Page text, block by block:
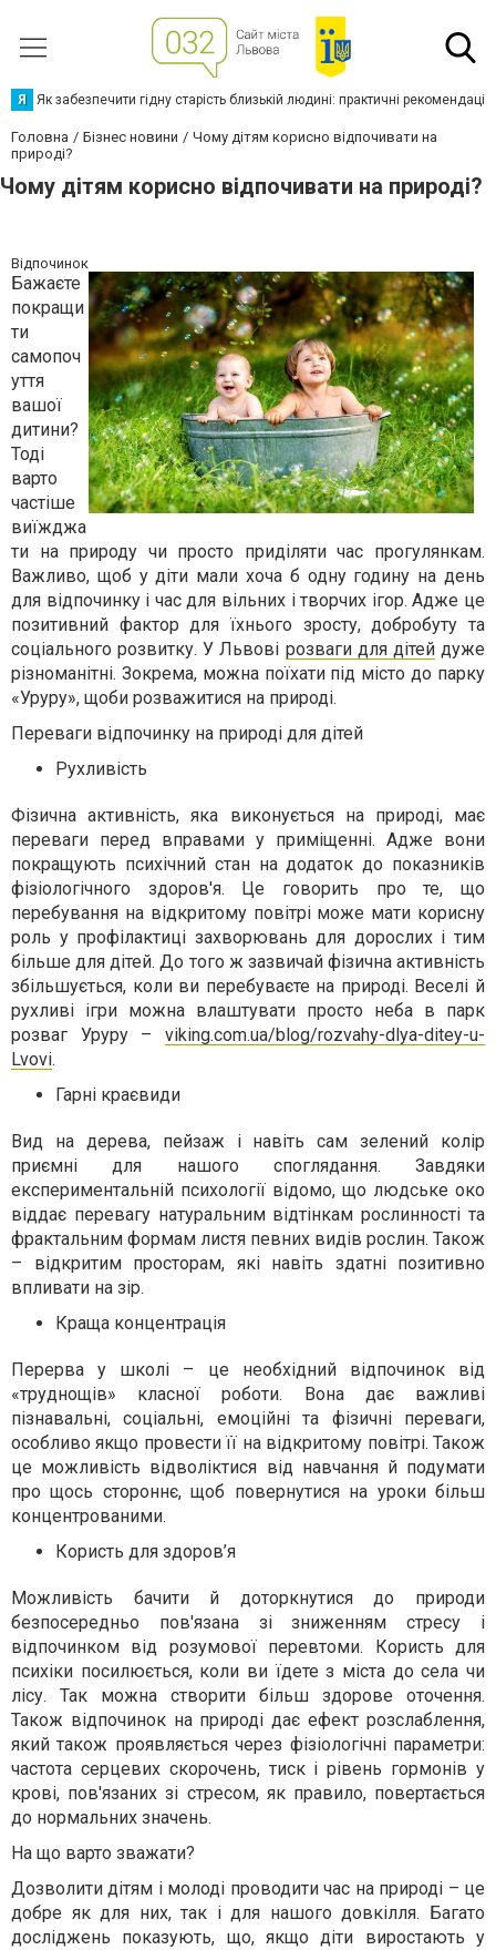
Я Як забезпечити гідну старість близькій людині: практичні рекомендації
Головна Бізнес новини
Чому дітям корисно відпочивати на
природі?
Чому дітям корисно відпочивати на природі?
Відпочинок
Бажаєте
покращи
ти
самопоч
уття
вашої
дитини?
Тоді
варто
частіше
виїжджа
ти на природу чи просто приділяти час прогулянкам.
Важливо, щоб у діти мали хоча б одну годину на день
для відпочинку і час для вільних і творчих ігор. Адже це
позитивний фактор для їхнього зросту, добробуту та
соціального розвитку. У Львові розваги для дітейдуже
різноманітні. Зокрема, можна поїхати під місто до парку
«Уруру», щоби розважитися на природі.
Переваги відпочинку на природі для дітей
Рухливість
Фізична активність, яка виконується на природі, має
переваги перед вправами у приміщенні. Адже вони
покращують психічний стан на додаток до показників
фізіологічного здоров'я. Це говорить про те, що
перебування на відкритому повітрі може мати корисну
роль у профілактиці захворювань для дорослих і тим
більше для дітей. До того ж зазвичай фізична активність
збільшується, коли ви перебуваєте на природі. Веселі й
рухливі ігри можна влаштувати просто неба в парк
розваг Уруру – viking.com.ua/blog/rozvahy-dlya-ditey-u-
Lvovi.
Гарні краєвиди
Вид на дерева, пейзаж і навіть сам зелений колір
приємні для нашого споглядання. Завдяки
експериментальній психології відомо, що людське око
віддає перевагу натуральним відтінкам рослинності та
фрактальним формам листя певних видів рослин. Також
– відкритим просторам, які навіть здатні позитивно
впливати на зір.
Краща концентрація
Перерва у школі – це необхідний відпочинок від
«труднощів» класної роботи. Вона дає важливі
пізнавальні, соціальні, емоційні та фізичні переваги,
особливо якщо провести її на відкритому повітрі. Також
це можливість відволіктися від навчання й подумати
про щось стороннє, щоб повернутися на уроки більш
концентрованими.
Користь для здоров’я
Можливість бачити й доторкнутися до природи
безпосередньо пов'язана зі зниженням стресу і
відпочинком від розумової перевтоми. Користь для
психіки посилюється, коли ви їдете з міста до села чи
лісу. Так можна створити більш здорове оточення.
Також відпочинок на природі дає ефект розслаблення,
який також проявляється через фізіологічні параметри:
частота серцевих скорочень, тиск і рівень гормонів у
крові, пов'язаних зі стресом, як правило, повертається
до нормальних значень.
На що варто зважати?
Дозволити дітям і молоді проводити час на природі – це
добре як для них, так і для нашого довкілля. Багато
досліджень показують, що, якщо діти виростають у